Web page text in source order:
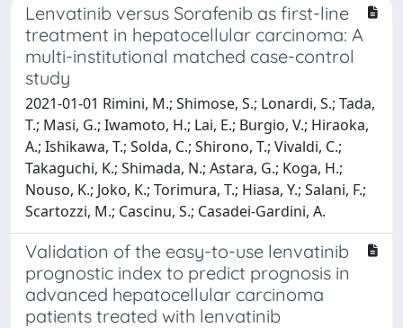
Lenvatinib versus Sorafenib as first-line
treatment in hepatocellular carcinoma: A
multi-institutional matched case-control
study
2021-01-01 Rimini, M.; Shimose, S.; Lonardi, S.; Tada,
T.; Masi, G.; Iwamoto, H.; Lai, E.; Burgio, V.; Hiraoka,
A.; Ishikawa, T.; Solda, C.; Shirono, T.; Vivaldi, C.;
Takaguchi, K.; Shimada, N.; Astara, G.; Koga, H.;
Nouso, K.; Joko, K.; Torimura, T.; Hiasa, Y.; Salani, F.;
Scartozzi, M.; Cascinu, S.; Casadei-Gardini, A.
Validation of the easy-to-use lenvatinib
prognostic index to predict prognosis in
advanced hepatocellular carcinoma
patients treated with lenvatinib